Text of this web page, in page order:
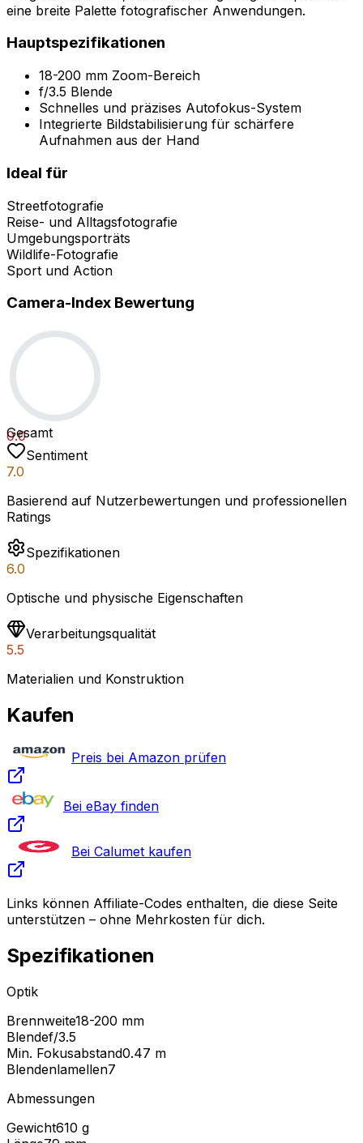
eine breite Palette fotografischer Anwendungen.
Hauptspezifikationen
18-200 mm Zoom-Bereich
f/3.5 Blende
Schnelles und präzises Autofokus-System
Integrierte Bildstabilisierung für schärfere
Aufnahmen aus der Hand
Ideal für
Streetfotografie
Reise- und Alltagsfotografie
Umgebungsporträts
Wildlife-Fotografie
Sport und Action
Camera-Index Bewertung
0.0
Gesamt
Sentiment
7.0
Basierend auf Nutzerbewertungen und professionellen
Ratings
Spezifikationen
6.0
Optische und physische Eigenschaften
Verarbeitungsqualität
5.5
Materialien und Konstruktion
Kaufen
Preis bei Amazon prüfen
Bei eBay finden
Bei Calumet kaufen
Links können Affiliate-Codes enthalten, die diese Seite
unterstützen – ohne Mehrkosten für dich.
Spezifikationen
Optik
Brennweite18-200 mm
Blendef/3.5
Min. Fokusabstand0.47 m
Blendenlamellen7
Abmessungen
Gewicht610 g